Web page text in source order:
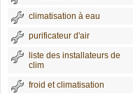
climatisation à eau
purificateur d'air
liste des installateurs de
clim
froid et climatisation